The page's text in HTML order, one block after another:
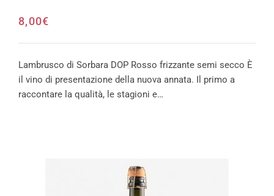
8,00€
Lambrusco di Sorbara DOP Rosso frizzante semi secco È
il vino di presentazione della nuova annata. Il primo a
raccontare la qualità, le stagioni e…